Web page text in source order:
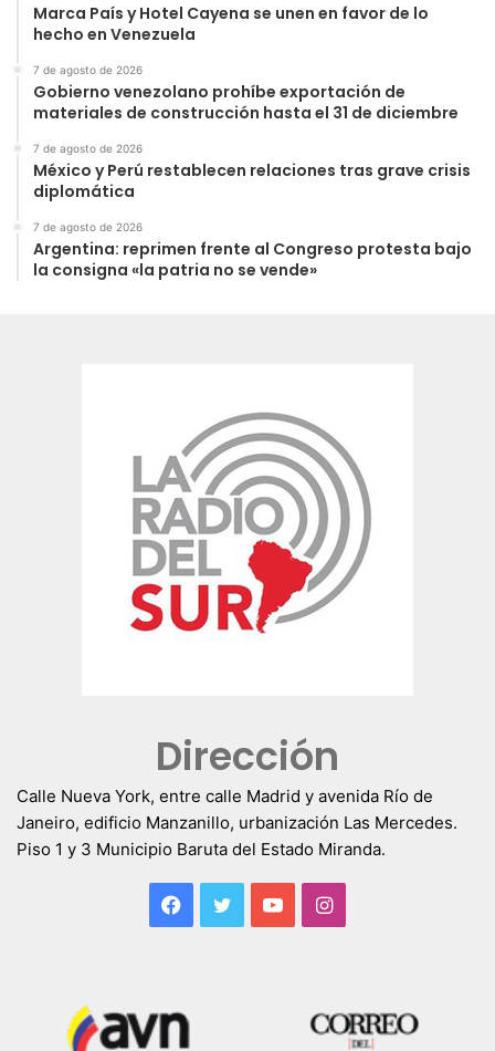
Marca País y Hotel Cayena se unen en favor de lo
hecho en Venezuela
7 de agosto de 2026
Gobierno venezolano prohíbe exportación de
materiales de construcción hasta el 31 de diciembre
7 de agosto de 2026
México y Perú restablecen relaciones tras grave crisis
diplomática
7 de agosto de 2026
Argentina: reprimen frente al Congreso protesta bajo
la consigna «la patria no se vende»
Dirección
Calle Nueva York, entre calle Madrid y avenida Río de
Janeiro, edificio Manzanillo, urbanización Las Mercedes.
Piso 1 y 3 Municipio Baruta del Estado Miranda.
Facebook
TwitterYouTubeInstagram